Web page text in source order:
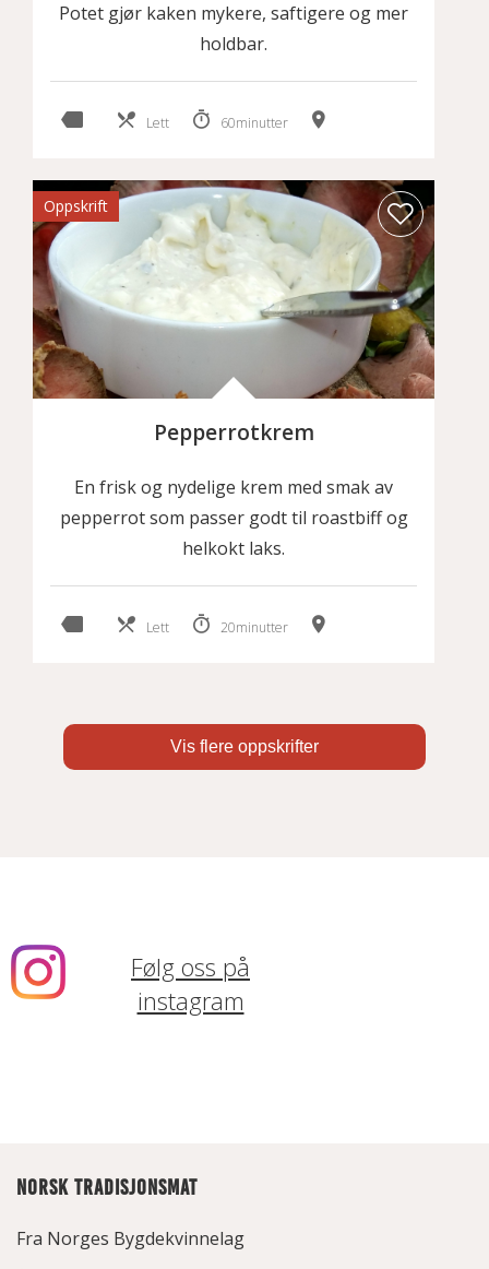
Potet gjør kaken mykere, saftigere og mer
holdbar.
Lett 60minutter
Oppskrift
Pepperrotkrem
En frisk og nydelige krem med smak av
pepperrot som passer godt til roastbiff og
helkokt laks.
Lett 20minutter
Vis flere oppskrifter
Følg oss på
instagram
NORSK TRADISJONSMAT
Fra Norges Bygdekvinnelag